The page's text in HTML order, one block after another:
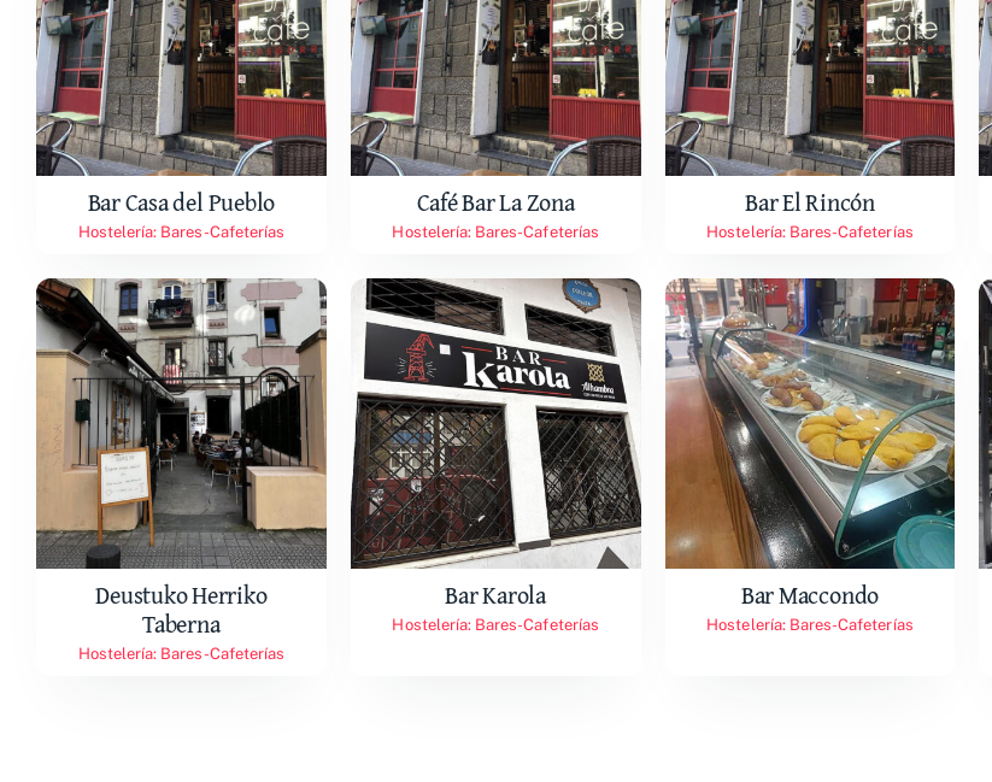
Bar Casa del Pueblo
Hostelería: Bares-Cafeterías
Café Bar La Zona
Hostelería: Bares-Cafeterías
Bar El Rincón
Hostelería: Bares-Cafeterías
Deustuko Herriko
Taberna
Hostelería: Bares-Cafeterías
Bar Karola
Hostelería: Bares-Cafeterías
Bar Maccondo
Hostelería: Bares-Cafeterías